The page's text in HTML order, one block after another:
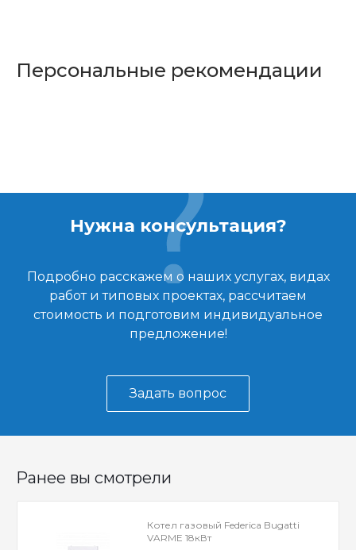
Персональные рекомендации
Нужна консультация?
Подробно расскажем о наших услугах, видах
работ и типовых проектах, рассчитаем
стоимость и подготовим индивидуальное
предложение!
Задать вопрос
Ранее вы смотрели
Котел газовый Federica Bugatti
VARME 18кВт